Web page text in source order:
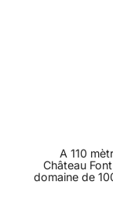
A 110
Château
domaine de